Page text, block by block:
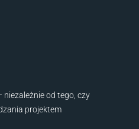
od tego, czy
projektem